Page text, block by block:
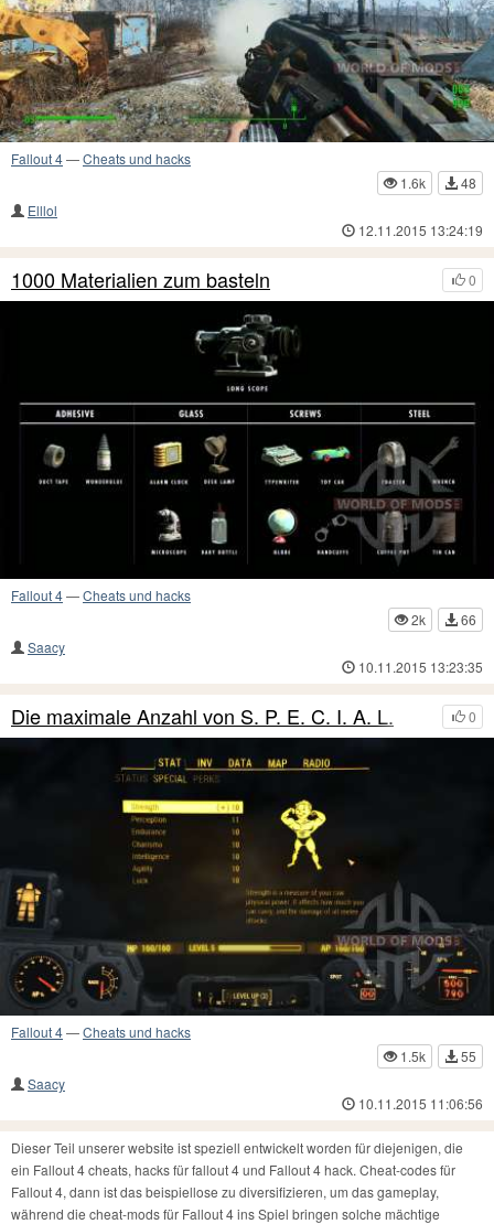
Fallout 4—Cheats und hacks
1.6k
48
Elllol
12.11.2015 13:24:19
0
1000 Materialien zum basteln
Fallout 4—Cheats und hacks
2k
66
Saacy
10.11.2015 13:23:35
0
Die maximale Anzahl von S. P. E. C. I. A. L.
Fallout 4—Cheats und hacks
1.5k
55
Saacy
10.11.2015 11:06:56
Dieser Teil unserer website ist speziell entwickelt worden für diejenigen, die
ein Fallout 4 cheats, hacks für fallout 4 und Fallout 4 hack. Cheat-codes für
Fallout 4, dann ist das beispiellose zu diversifizieren, um das gameplay,
während die cheat-mods für Fallout 4 ins Spiel bringen solche mächtige